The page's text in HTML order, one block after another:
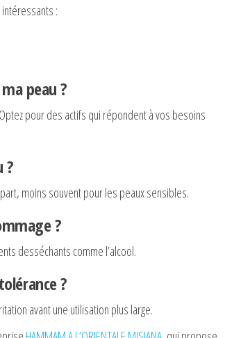
:
peau ?
pour des actifs qui répondent à vos besoins
?
moins souvent pour les peaux sensibles.
?
desséchants comme l’alcool.
?
avant une utilisation plus large.